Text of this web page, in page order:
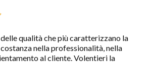
delle qualità che più caratterizzano la
nella professionalità, nella
al cliente. Volentieri la